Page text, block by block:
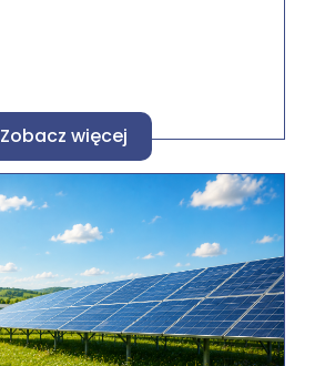
Zobacz więcej